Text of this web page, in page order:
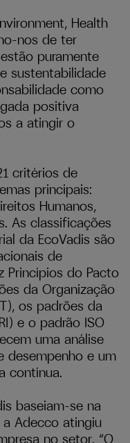
Health
nos de ter
puramente
sustentabilidade
como
positiva
a atingir o
critérios de
principais:
Humanos,
As classificações
da EcoVadis são
de
Princípios do Pacto
da Organização
os padrões da
e o padrão ISO
uma análise
desempenho e um
contínua.
baseiam-se na
Adecco atingiu
no setor. “O